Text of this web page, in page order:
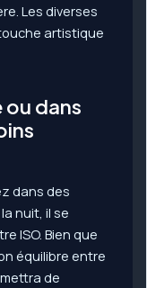
Les diverses
artistique
dans
dans des
nuit, il se
ISO. Bien que
équilibre entre
de